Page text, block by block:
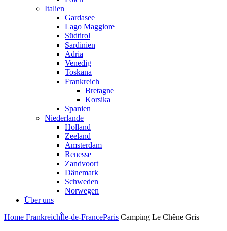
Italien
Gardasee
Lago Maggiore
Südtirol
Sardinien
Adria
Venedig
Toskana
Frankreich
Bretagne
Korsika
Spanien
Niederlande
Holland
Zeeland
Amsterdam
Renesse
Zandvoort
Dänemark
Schweden
Norwegen
Über uns
Home FrankreichÎle-de-FranceParis Camping Le Chêne Gris